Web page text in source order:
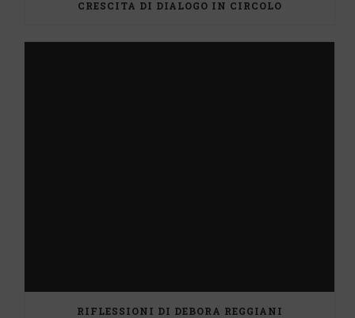
CRESCITA DI DIALOGO IN CIRCOLO
RIFLESSIONI DI DEBORA REGGIANI